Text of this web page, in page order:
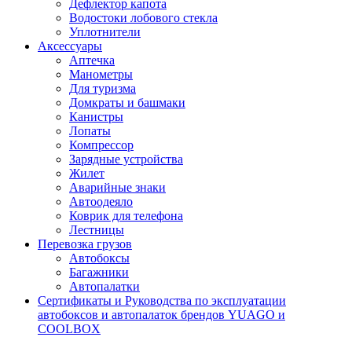
Дефлектор капота
Водостоки лобового стекла
Уплотнители
Аксессуары
Аптечка
Манометры
Для туризма
Домкраты и башмаки
Канистры
Лопаты
Компрессор
Зарядные устройства
Жилет
Аварийные знаки
Автоодеяло
Коврик для телефона
Лестницы
Перевозка грузов
Автобоксы
Багажники
Автопалатки
Сертификаты и Руководства по эксплуатации
автобоксов и автопалаток брендов YUAGO и
COOLBOX